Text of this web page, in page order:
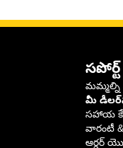
సపోర్ట్
మమ్మల్ని
మీ
సహాయ
వారంటీ
ఆర్డర్